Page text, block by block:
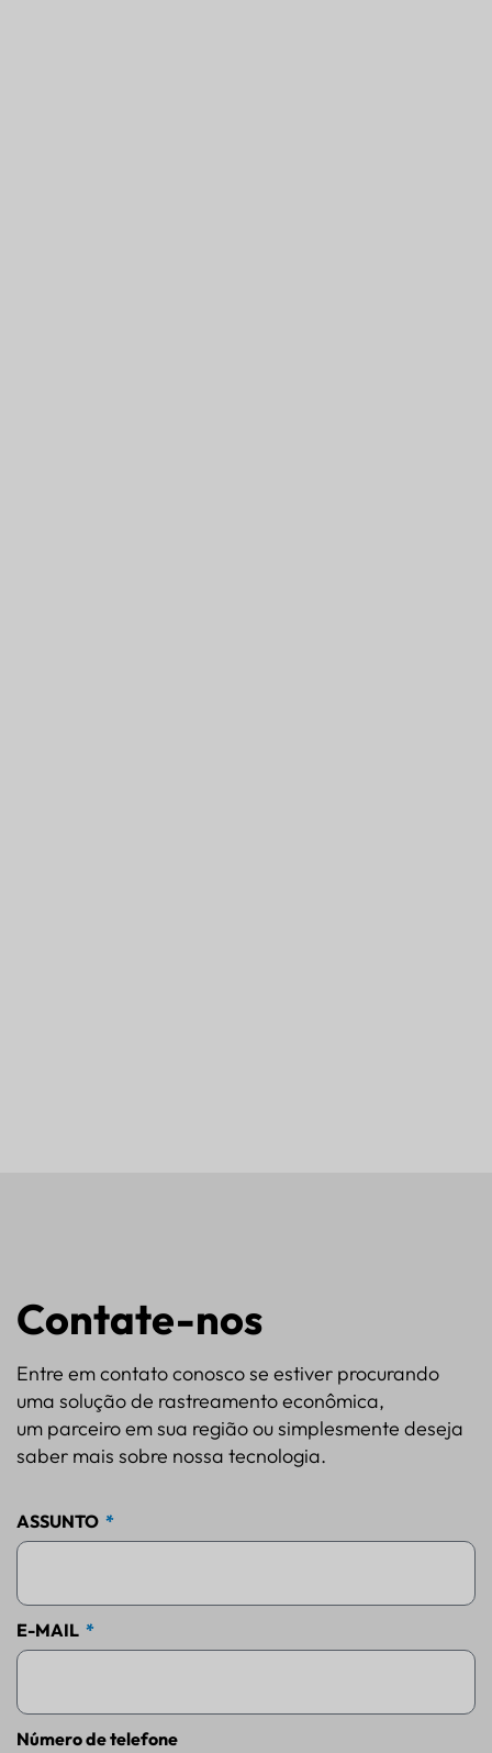
Contate-nos
Entre em contato conosco se estiver procurando
uma solução de rastreamento econômica,
um parceiro em sua região ou simplesmente deseja
saber mais sobre nossa tecnologia.
ASSUNTO
E-MAIL
Número de telefone